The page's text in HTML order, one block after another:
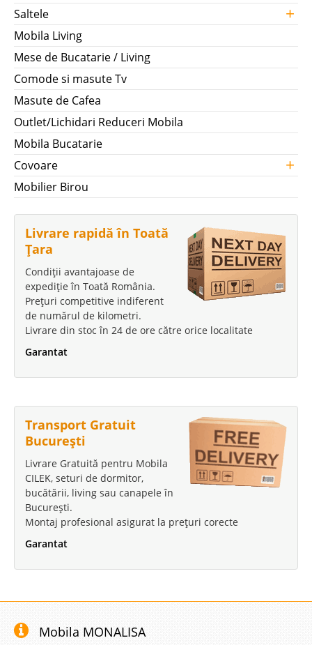
Saltele +
Mobila Living
Mese de Bucatarie / Living
Comode si masute Tv
Masute de Cafea
Outlet/Lichidari Reduceri Mobila
Mobila Bucatarie
Covoare
+
Mobilier Birou
Livrare rapidă în Toată
Țara
Condiții avantajoase de
expediție în Toată România.
Prețuri competitive indiferent
de numărul de kilometri.
Livrare din stoc în 24 de ore către orice localitate
Garantat
Transport Gratuit
București
Livrare Gratuită pentru Mobila
CILEK, seturi de dormitor,
bucătării, living sau canapele în
București.
Montaj profesional asigurat la prețuri corecte
Garantat
Mobila MONALISA